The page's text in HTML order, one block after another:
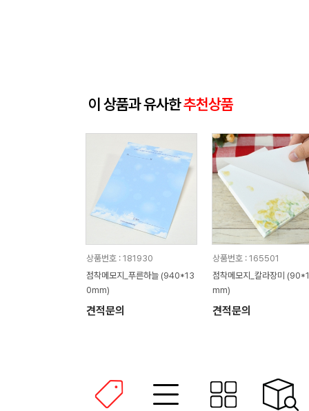
이 상품과 유사한추천상품
상품번호 : 181930
점착메모지_푸른하늘 (940*13
0mm)
견적문의
상품번호 : 165501
점착메모지_칼라장미
mm)
견적문의